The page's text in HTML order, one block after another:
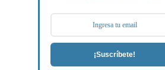
¡Suscríbete!